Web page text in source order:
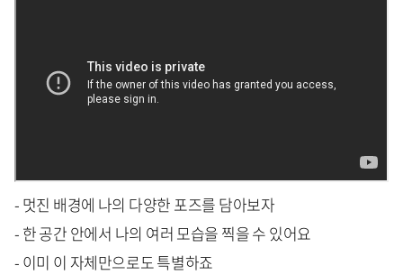
- 멋진 배경에 나의 다양한 포즈를 담아보자
- 한 공간 안에서 나의 여러 모습을 찍을 수 있어요
- 이미 이 자체만으로도 특별하죠